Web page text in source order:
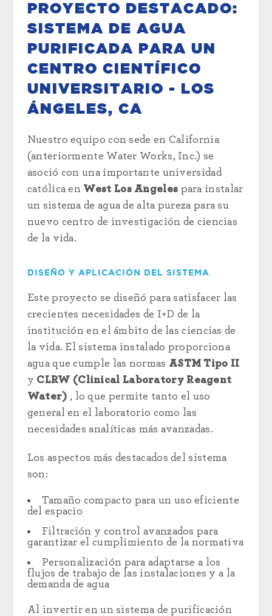
PROYECTO DESTACADO:
SISTEMA DE AGUA
PURIFICADA PARA UN
CENTRO CIENTÍFICO
UNIVERSITARIO - LOS
ÁNGELES, CA
Nuestro equipo con sede en California
(anteriormente Water Works, Inc.) se
asoció con una importante universidad
católica en West Los Angeles para instalar
un sistema de agua de alta pureza para su
nuevo centro de investigación de ciencias
de la vida.
DISEÑO Y APLICACIÓN DEL SISTEMA
Este proyecto se diseñó para satisfacer las
crecientes necesidades de I+D de la
institución en el ámbito de las ciencias de
la vida. El sistema instalado proporciona
agua que cumple las normas ASTM Tipo II
y CLRW (Clinical Laboratory Reagent
Water) , lo que permite tanto el uso
general en el laboratorio como las
necesidades analíticas más avanzadas.
Los aspectos más destacados del sistema
son:
Tamaño compacto para un uso eficiente
del espacio
Filtración y control avanzados para
garantizar el cumplimiento de la normativa
Personalización para adaptarse a los
flujos de trabajo de las instalaciones y a la
demanda de agua
Al invertir en un sistema de purificación